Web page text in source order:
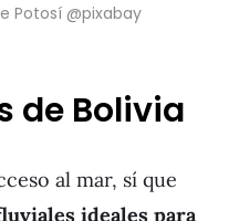
Potosí @pixabay
de Bolivia
al mar, sí que
ideales para